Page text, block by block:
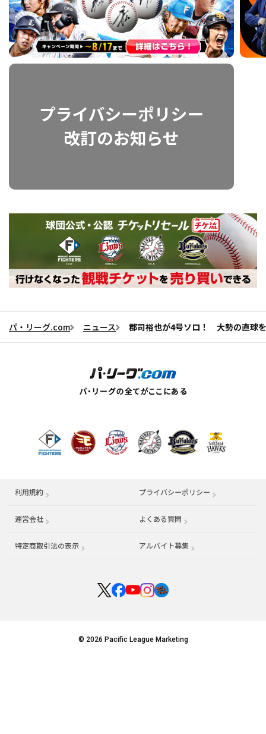
パ・リーグ.com ニュース 郡司裕也が4号ソロ！ 大勢の直球
利用規約 プライバシーポリシー
運営会社 （別ウィンドウで開く） よくある質問
特定商取引法の表示 アルバイト募集 （別ウィンドウで開く
© 2026 Pacific League Marketing